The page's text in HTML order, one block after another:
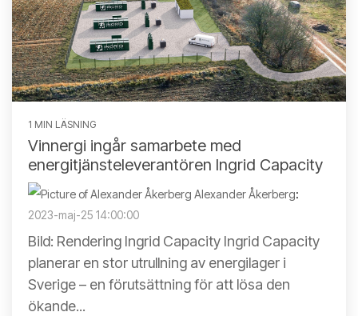
1 MIN LÄSNING
Vinnergi ingår samarbete med
energitjänsteleverantören Ingrid Capacity
Alexander Åkerberg:
2023-maj-25 14:00:00
Bild: Rendering Ingrid Capacity Ingrid Capacity
planerar en stor utrullning av energilager i
Sverige – en förutsättning för att lösa den
ökande...